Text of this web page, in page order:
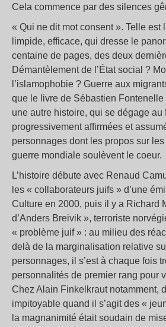
Cela commence par des silences
« Qui ne dit mot consent ». Telle est
limpide, efficace, qui dresse le
centaine de pages, des deux
Démantèlement de l’État social ?
l’islamophobie ? Guerre aux
que le livre de Sébastien Fontenelle
une autre histoire, qui se dégage
progressivement affirmées et
personnages dont les propos sur
guerre mondiale soulèvent le coeur.
L’histoire débute avec Renaud
les « collaborateurs juifs » d’une
Culture en 2000, puis il y a Richard
d’Anders Breivik », terroriste
« problème juif » : au milieu des
delà de la marginalisation relative
personnages, il s’est à chaque fois
personnalités de premier rang pour
Chez Alain Finkelkraut notamment,
impitoyable quand il s’agit des «
la magnanimité était soudain de